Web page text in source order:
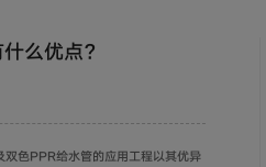
么优点？
色PPR给水管的应用工程以其优异